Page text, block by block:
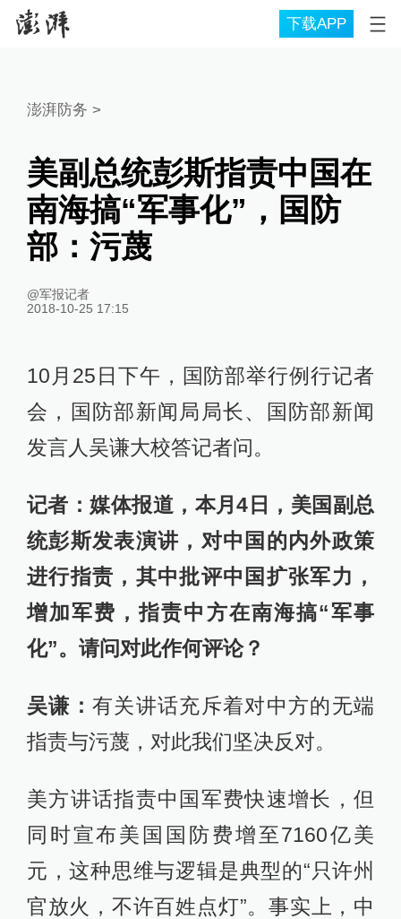
下载APP
澎湃防务 >
美副总统彭斯指责中国在
南海搞“军事化”，国防
部：污蔑
@军报记者
2018-10-25 17:15
10月25日下午，国防部举行例行记者
会，国防部新闻局局长、国防部新闻
发言人吴谦大校答记者问。
记者：媒体报道，本月4日，美国副总
统彭斯发表演讲，对中国的内外政策
进行指责，其中批评中国扩张军力，
增加军费，指责中方在南海搞“军事
化”。请问对此作何评论？
吴谦： 有关讲话充斥着对中方的无端
指责与污蔑，对此我们坚决反对。
美方讲话指责中国军费快速增长，但
同时宣布美国国防费增至7160亿美
元，这种思维与逻辑是典型的“只许州
官放火，不许百姓点灯”。事实上，中